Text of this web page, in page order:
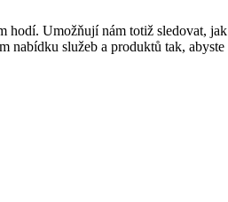
Umožňují nám totiž sledovat,
nabídku služeb a produktů tak,